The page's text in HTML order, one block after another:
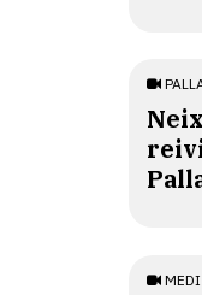
MEDI